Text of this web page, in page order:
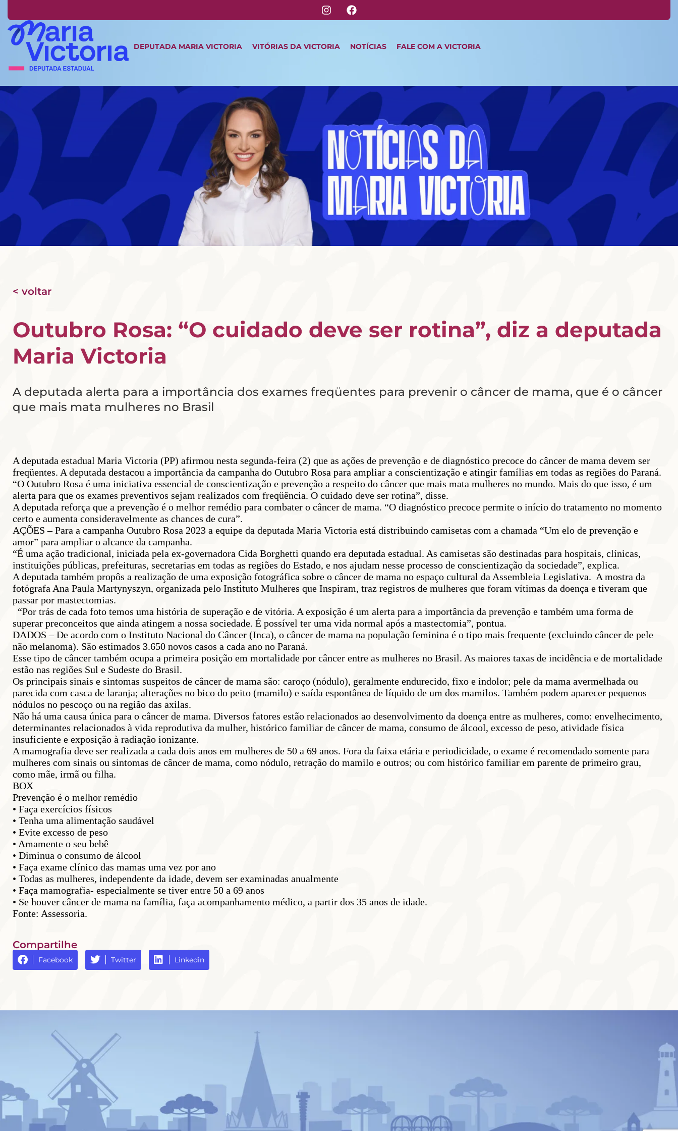
DEPUTADA MARIA VICTORIA VITÓRIAS DA VICTORIA NOTÍCIAS FALE COM A VICTORIA
< voltar
Outubro Rosa: “O cuidado deve ser rotina”, diz a deputada
Maria Victoria
A deputada alerta para a importância dos exames freqüentes para prevenir o câncer de mama, que é o câncer
que mais mata mulheres no Brasil
A deputada estadual Maria Victoria (PP) afirmou nesta segunda-feira (2) que as ações de prevenção e de diagnóstico precoce do câncer de mama devem ser
freqüentes. A deputada destacou a importância da campanha do Outubro Rosa para ampliar a conscientização e atingir famílias em todas as regiões do Paraná.
“O Outubro Rosa é uma iniciativa essencial de conscientização e prevenção a respeito do câncer que mais mata mulheres no mundo. Mais do que isso, é um
alerta para que os exames preventivos sejam realizados com freqüência. O cuidado deve ser rotina”, disse.
A deputada reforça que a prevenção é o melhor remédio para combater o câncer de mama. “O diagnóstico precoce permite o início do tratamento no momento
certo e aumenta consideravelmente as chances de cura”.
AÇÕES – Para a campanha Outubro Rosa 2023 a equipe da deputada Maria Victoria está distribuindo camisetas com a chamada “Um elo de prevenção e
amor” para ampliar o alcance da campanha.
“É uma ação tradicional, iniciada pela ex-governadora Cida Borghetti quando era deputada estadual. As camisetas são destinadas para hospitais, clínicas,
instituições públicas, prefeituras, secretarias em todas as regiões do Estado, e nos ajudam nesse processo de conscientização da sociedade”, explica.
A deputada também propôs a realização de uma exposição fotográfica sobre o câncer de mama no espaço cultural da Assembleia Legislativa. A mostra da
fotógrafa Ana Paula Martynyszyn, organizada pelo Instituto Mulheres que Inspiram, traz registros de mulheres que foram vítimas da doença e tiveram que
passar por mastectomias.
“Por trás de cada foto temos uma história de superação e de vitória. A exposição é um alerta para a importância da prevenção e também uma forma de
superar preconceitos que ainda atingem a nossa sociedade. É possível ter uma vida normal após a mastectomia”, pontua.
DADOS – De acordo com o Instituto Nacional do Câncer (Inca), o câncer de mama na população feminina é o tipo mais frequente (excluindo câncer de pele
não melanoma). São estimados 3.650 novos casos a cada ano no Paraná.
Esse tipo de câncer também ocupa a primeira posição em mortalidade por câncer entre as mulheres no Brasil. As maiores taxas de incidência e de mortalidade
estão nas regiões Sul e Sudeste do Brasil.
Os principais sinais e sintomas suspeitos de câncer de mama são: caroço (nódulo), geralmente endurecido, fixo e indolor; pele da mama avermelhada ou
parecida com casca de laranja; alterações no bico do peito (mamilo) e saída espontânea de líquido de um dos mamilos. Também podem aparecer pequenos
nódulos no pescoço ou na região das axilas.
Não há uma causa única para o câncer de mama. Diversos fatores estão relacionados ao desenvolvimento da doença entre as mulheres, como: envelhecimento,
determinantes relacionados à vida reprodutiva da mulher, histórico familiar de câncer de mama, consumo de álcool, excesso de peso, atividade física
insuficiente e exposição à radiação ionizante.
A mamografia deve ser realizada a cada dois anos em mulheres de 50 a 69 anos. Fora da faixa etária e periodicidade, o exame é recomendado somente para
mulheres com sinais ou sintomas de câncer de mama, como nódulo, retração do mamilo e outros; ou com histórico familiar em parente de primeiro grau,
como mãe, irmã ou filha.
BOX
Prevenção é o melhor remédio
• Faça exercícios físicos
• Tenha uma alimentação saudável
• Evite excesso de peso
• Amamente o seu bebê
• Diminua o consumo de álcool
• Faça exame clínico das mamas uma vez por ano
• Todas as mulheres, independente da idade, devem ser examinadas anualmente
• Faça mamografia- especialmente se tiver entre 50 a 69 anos
• Se houver câncer de mama na família, faça acompanhamento médico, a partir dos 35 anos de idade.
Fonte: Assessoria.
Compartilhe
Facebook Twitter Linkedin